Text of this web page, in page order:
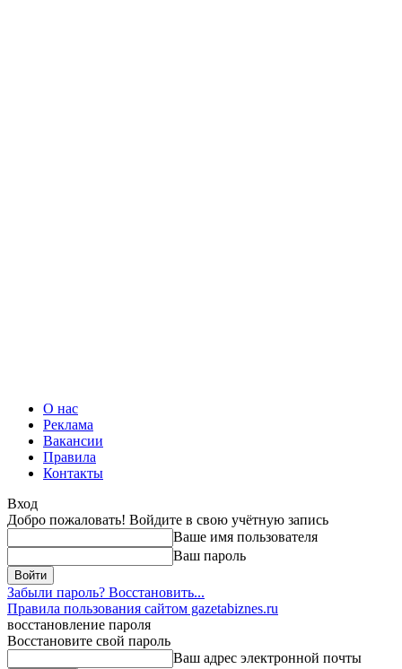
О нас
Реклама
Вакансии
Правила
Контакты
Вход
Добро пожаловать! Войдите в свою учётную запись
Ваше имя пользователя
Ваш пароль
Забыли пароль? Восстановить...
Правила пользования сайтом gazetabiznes.ru
восстановление пароля
Восстановите свой пароль
Ваш адрес электронной почты